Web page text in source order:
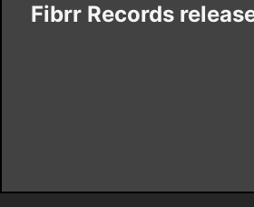
Fibrr Records